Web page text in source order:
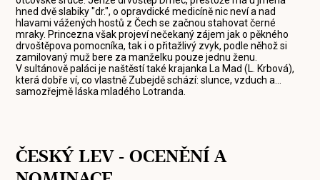
hned dvě slabiky "dr.", o opravdické medicíně nic neví a nad
hlavami vážených hostů z Čech se začnou stahovat černé
mraky. Princezna však projeví nečekaný zájem jak o pěkného
drvoštěpova pomocníka, tak i o přitažlivý zvyk, podle něhož si
zamilovaný muž bere za manželku pouze jednu ženu.
V sultánově paláci je naštěstí také krajanka La Mad (L. Krbová),
která dobře ví, co vlastně Zubejdě schází: slunce, vzduch a...
samozřejmě láska mladého Lotranda.
ČESKÝ LEV - OCENĚNÍ A